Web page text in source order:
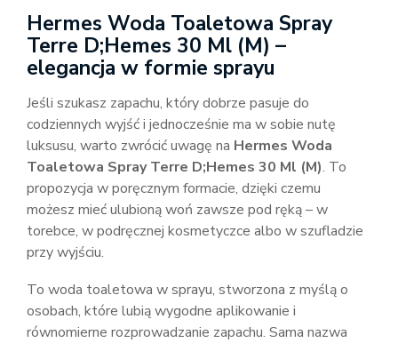
Hermes Woda Toaletowa Spray
Terre D;Hemes 30 Ml (M) –
elegancja w formie sprayu
Jeśli szukasz zapachu, który dobrze pasuje do
codziennych wyjść i jednocześnie ma w sobie nutę
luksusu, warto zwrócić uwagę na Hermes Woda
Toaletowa Spray Terre D;Hemes 30 Ml (M). To
propozycja w poręcznym formacie, dzięki czemu
możesz mieć ulubioną woń zawsze pod ręką – w
torebce, w podręcznej kosmetyczce albo w szufladzie
przy wyjściu.
To woda toaletowa w sprayu, stworzona z myślą o
osobach, które lubią wygodne aplikowanie i
równomierne rozprowadzanie zapachu. Sama nazwa